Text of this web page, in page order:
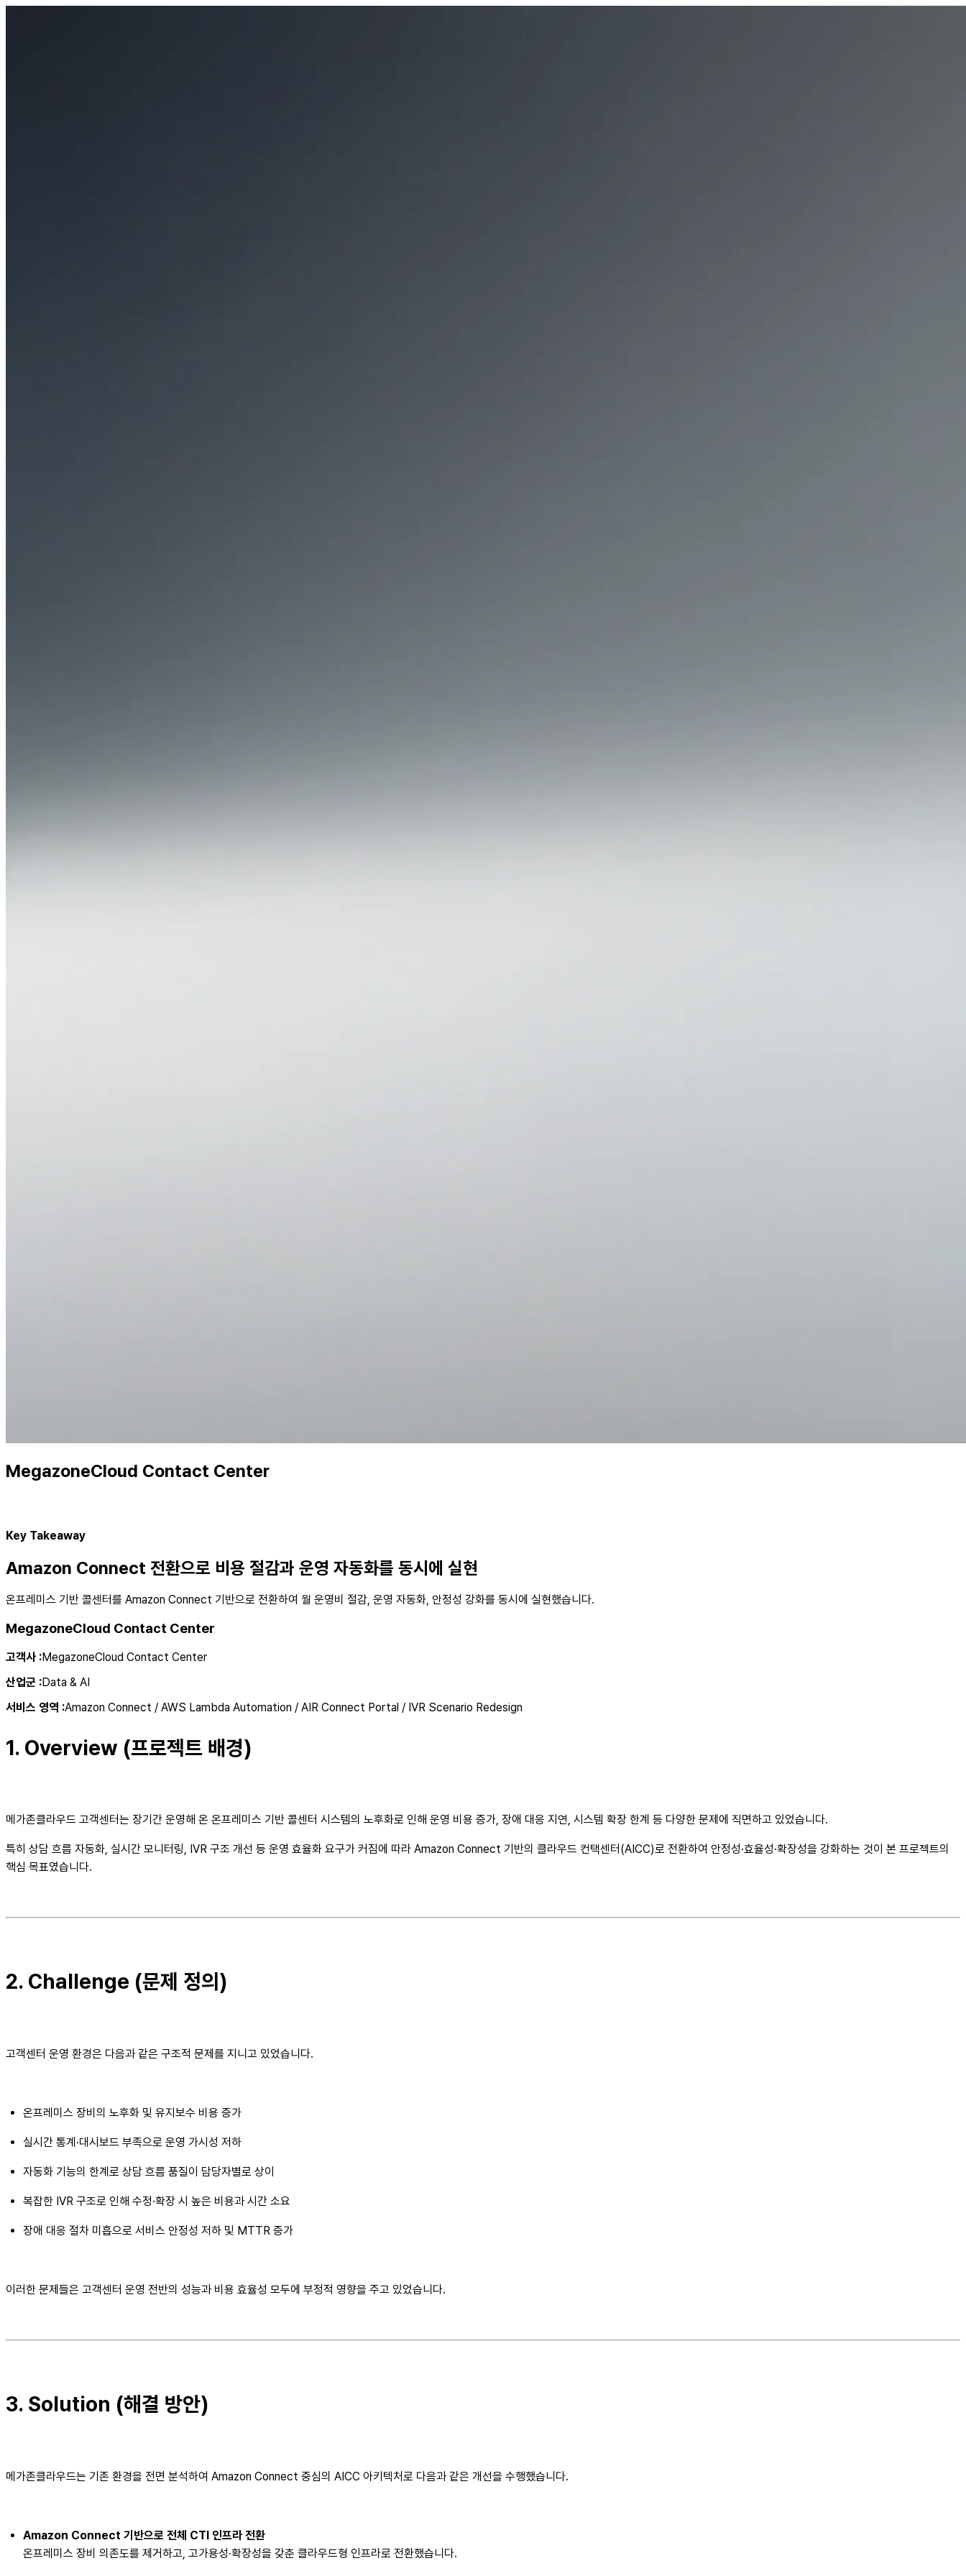
MegazoneCloud Contact Center
Key Takeaway
Amazon Connect 전환으로 비용 절감과 운영 자동화를 동시에 실현
온프레미스 기반 콜센터를 Amazon Connect 기반으로 전환하여 월 운영비 절감, 운영 자동화, 안정성 강화를 동시에 실현했습니다.
MegazoneCloud Contact Center
고객사:MegazoneCloud Contact Center
산업군 :Data & AI
서비스 영역 :Amazon Connect / AWS Lambda Automation / AIR Connect Portal / IVR Scenario Redesign
1. Overview (프로젝트 배경)
메가존클라우드 고객센터는 장기간 운영해 온 온프레미스 기반 콜센터 시스템의 노후화로 인해 운영 비용 증가, 장애 대응 지연, 시스템 확장 한계 등 다양한 문제에 직면하고 있었습니다.
특히 상담 흐름 자동화, 실시간 모니터링, IVR 구조 개선 등 운영 효율화 요구가 커짐에 따라 Amazon Connect 기반의 클라우드 컨택센터(AICC)로 전환하여 안정성·효율성·확장성을 강화하는 것이 본 프로젝트의
핵심 목표였습니다.
2. Challenge (문제 정의)
고객센터 운영 환경은 다음과 같은 구조적 문제를 지니고 있었습니다.
온프레미스 장비의 노후화 및 유지보수 비용 증가
실시간 통계·대시보드 부족으로 운영 가시성 저하
자동화 기능의 한계로 상담 흐름 품질이 담당자별로 상이
복잡한 IVR 구조로 인해 수정·확장 시 높은 비용과 시간 소요
장애 대응 절차 미흡으로 서비스 안정성 저하 및 MTTR 증가
이러한 문제들은 고객센터 운영 전반의 성능과 비용 효율성 모두에 부정적 영향을 주고 있었습니다.
3. Solution (해결 방안)
메가존클라우드는 기존 환경을 전면 분석하여 Amazon Connect 중심의 AICC 아키텍처로 다음과 같은 개선을 수행했습니다.
Amazon Connect 기반으로 전체 CTI 인프라 전환
온프레미스 장비 의존도를 제거하고, 고가용성·확장성을 갖춘 클라우드형 인프라로 전환했습니다.